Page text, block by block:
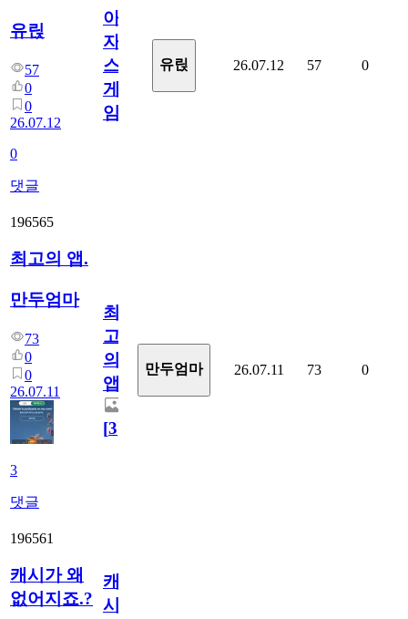
유릱
57
0
0
26.07.12
0
댓글
아
자
스
게
임?
유릱 26.07.12 57 0
196565
최고의 앱.
만두엄마
73
0
0
26.07.11
3
댓글
최
고
의
앱.
[3]
만두엄마 26.07.11 73 0
196561
캐시가 왜
없어지죠.?
캐
시